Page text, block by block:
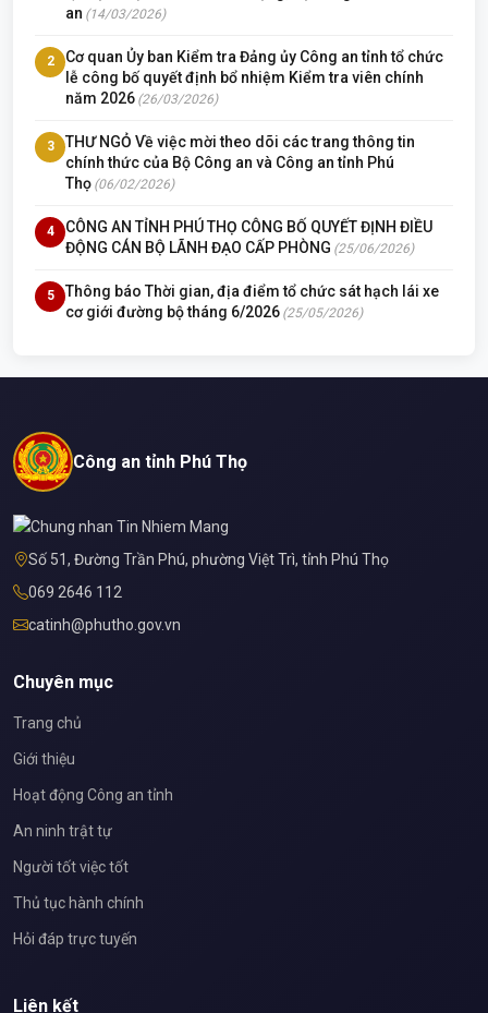
an (14/03/2026)
2
Cơ quan Ủy ban Kiểm tra Đảng ủy Công an tỉnh tổ chức
lễ công bố quyết định bổ nhiệm Kiểm tra viên chính
năm 2026 (26/03/2026)
3
THƯ NGỎ Về việc mời theo dõi các trang thông tin
chính thức của Bộ Công an và Công an tỉnh Phú
Thọ (06/02/2026)
4
CÔNG AN TỈNH PHÚ THỌ CÔNG BỐ QUYẾT ĐỊNH ĐIỀU
ĐỘNG CÁN BỘ LÃNH ĐẠO CẤP PHÒNG (25/06/2026)
5
Thông báo Thời gian, địa điểm tổ chức sát hạch lái xe
cơ giới đường bộ tháng 6/2026 (25/05/2026)
Công an tỉnh Phú Thọ
Số 51, Đường Trần Phú, phường Việt Trì, tỉnh Phú Thọ
069 2646 112
catinh@phutho.gov.vn
Chuyên mục
Trang chủ
Giới thiệu
Hoạt động Công an tỉnh
An ninh trật tự
Người tốt việc tốt
Thủ tục hành chính
Hỏi đáp trực tuyến
Liên kết